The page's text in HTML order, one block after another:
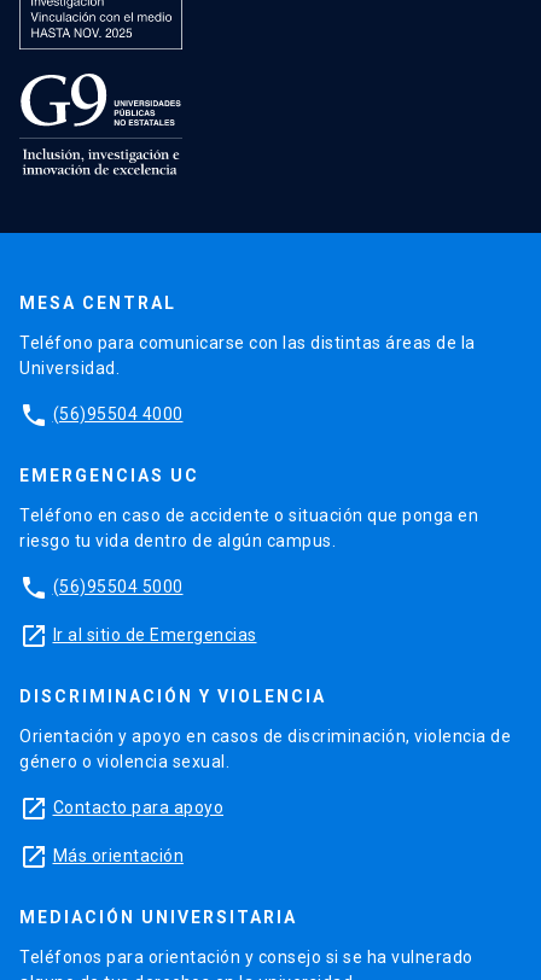
MESA CENTRAL
Teléfono para comunicarse con las distintas áreas de la
Universidad.
phone (56)95504 4000
EMERGENCIAS UC
Teléfono en caso de accidente o situación que ponga en
riesgo tu vida dentro de algún campus.
phone (56)95504 5000
launch Ir al sitio de Emergencias
DISCRIMINACIÓN Y VIOLENCIA
Orientación y apoyo en casos de discriminación, violencia de
género o violencia sexual.
launch Contacto para apoyo
launch Más orientación
MEDIACIÓN UNIVERSITARIA
Teléfonos para orientación y consejo si se ha vulnerado